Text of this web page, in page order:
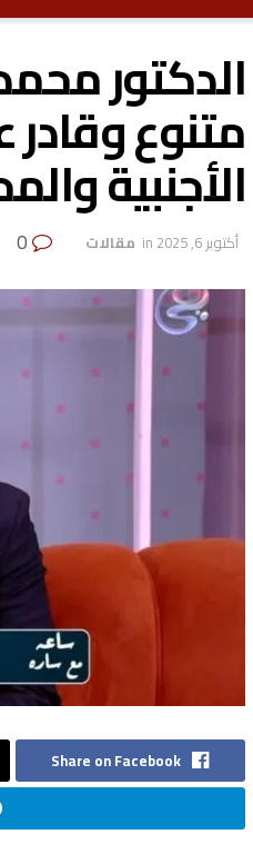
الدكتور
متنوع
الأجنبية
أكتوبر 6, 2025 in ‏ مقالات
Share on Facebook